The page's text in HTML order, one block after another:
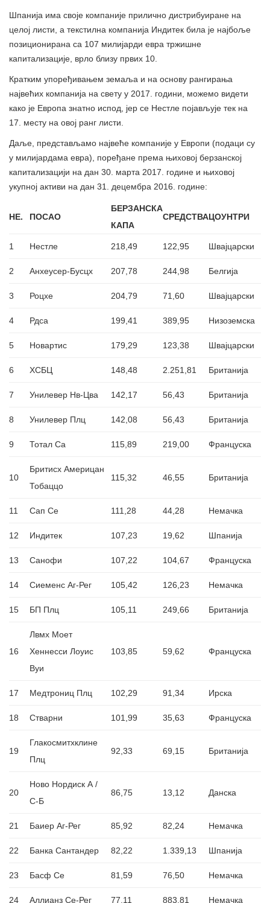
Шпанија има своје компаније прилично дистрибуиране на
целој листи, а текстилна компанија Индитек била је најбоље
позиционирана са 107 милијарди евра тржишне
капитализације, врло близу првих 10.
Кратким упоређивањем земаља и на основу рангирања
највећих компанија на свету у 2017. години, можемо видети
како је Европа знатно испод, јер се Нестле појављује тек на
17. месту на овој ранг листи.
Даље, представљамо највеће компаније у Европи (подаци су
у милијардама евра), поређане према њиховој берзанској
капитализацији на дан 30. марта 2017. године и њиховој
укупној активи на дан 31. децембра 2016. године:
НЕ. ПОСАО
БЕРЗАНСКА
КАПА
СРЕДСТВАЦОУНТРИ
1 Нестле 218,49 122,95 Швајцарски
2 Анхеусер-Бусцх 207,78 244,98 Белгија
3 Роцхе 204,79 71,60 Швајцарски
4 Рдса 199,41 389,95 Низоземска
5 Новартис 179,29 123,38 Швајцарски
6 ХСБЦ 148,48 2.251,81 Британија
7 Унилевер Нв-Цва 142,17 56,43 Британија
8 Унилевер Плц 142,08 56,43 Британија
9 Тотал Са 115,89 219,00 Француска
10
Бритисх Америцан
Тобаццо
115,32 46,55 Британија
11 Сап Се 111,28 44,28 Немачка
12 Индитек 107,23 19,62 Шпанија
13 Санофи 107,22 104,67 Француска
14 Сиеменс Аг-Рег 105,42 126,23 Немачка
15 БП Плц 105,11 249,66 Британија
16
Лвмх Моет
Хеннесси Лоуис
Вуи
103,85 59,62 Француска
17 Медтрониц Плц 102,29 91,34 Ирска
18 Стварни 101,99 35,63 Француска
19
Глакосмитхклине
Плц
92,33 69,15 Британија
20
Ново Нордиск А /
С-Б
86,75 13,12 Данска
21 Баиер Аг-Рег 85,92 82,24 Немачка
22 Банка Сантандер 82,22 1.339,13 Шпанија
23 Басф Се 81,59 76,50 Немачка
24 Аллианз Се-Рег 77,11 883,81 Немачка